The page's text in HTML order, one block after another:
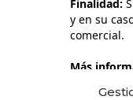
Finalidad:
y en su
comercial.
Más